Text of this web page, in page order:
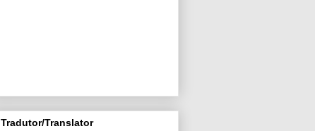
Tradutor/Translator